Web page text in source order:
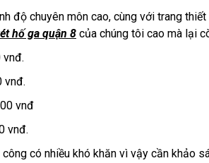
độ chuyên môn cao, cùng với trang
hố ga quận 8 của chúng tôi cao mà lại
vnđ.
vnđ
vnđ.
có nhiều khó khăn vì vậy cần khảo